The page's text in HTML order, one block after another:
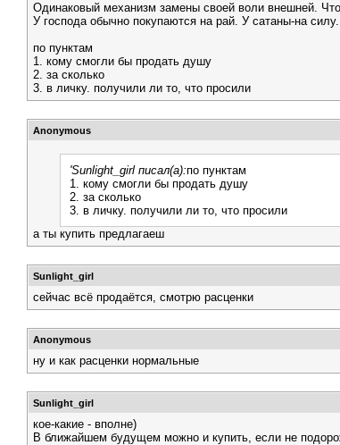
Одинаковый механизм замены своей воли внешней.
У господа обычно покупаются на рай. У сатаны-на
по пунктам
1. кому смогли бы продать душу
2. за сколько
3. в личку. получили ли то, что просили
Anonymous
'Sunlight_girl писал(а):по пунктам
1. кому смогли бы продать душу
2. за сколько
3. в личку. получили ли то, что просили
а ты купить предлагаеш
Sunlight_girl
сейчас всё продаётся, смотрю расценки
Anonymous
ну и как расценки нормальные
Sunlight_girl
кое-какие - вполне)
В ближайшем будущем можно и купить, если не